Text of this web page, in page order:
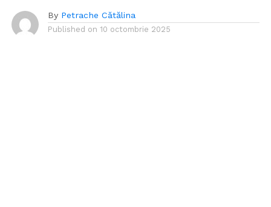
By Petrache Cătălina
Published on 10 octombrie 2025